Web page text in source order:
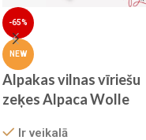
-65%
NEW
Alpakas vilnas vīriešu
zeķes Alpaca Wolle
Ir veikalā